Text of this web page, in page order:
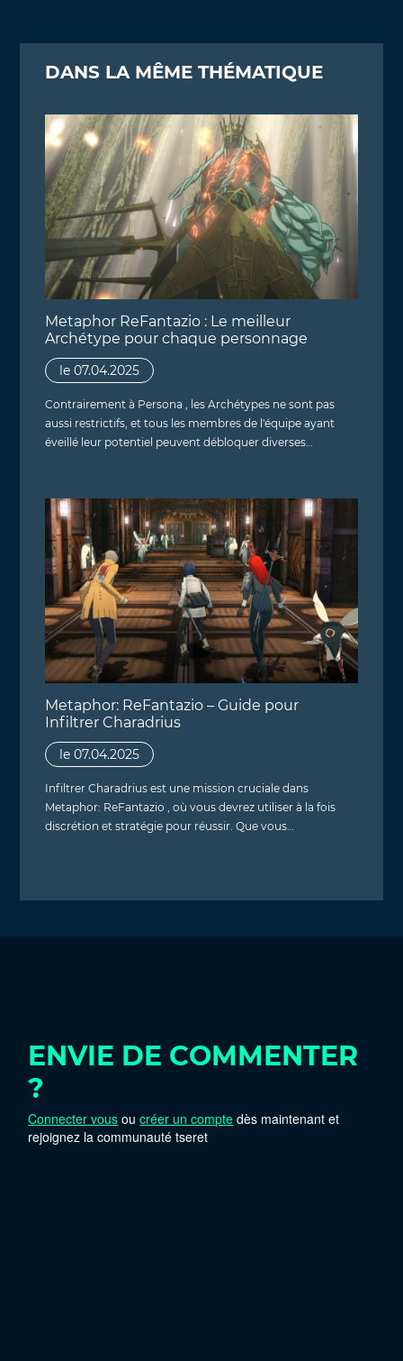
DANS LA MÊME THÉMATIQUE
Metaphor ReFantazio : Le meilleur
Archétype pour chaque personnage
le 07.04.2025
Contrairement à Persona , les Archétypes ne sont pas
aussi restrictifs, et tous les membres de l'équipe ayant
éveillé leur potentiel peuvent débloquer diverses…
Metaphor: ReFantazio – Guide pour
Infiltrer Charadrius
le 07.04.2025
Infiltrer Charadrius est une mission cruciale dans
Metaphor: ReFantazio , où vous devrez utiliser à la fois
discrétion et stratégie pour réussir. Que vous…
ENVIE DE COMMENTER
?
Connecter vous oucréer un compte dès maintenant et
rejoignez la communauté tseret